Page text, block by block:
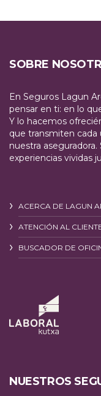
SOBRE
En Seguros Lagun
pensar en ti: en lo
Y lo hacemos
que transmiten cada
nuestra
experiencias vividas
ACERCA DE LAGUN
ATENCIÓN AL
BUSCADOR DE
NUESTROS